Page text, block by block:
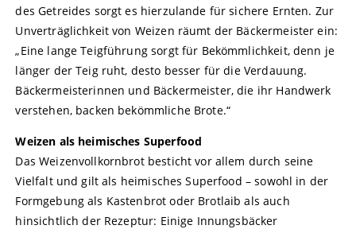
des Getreides sorgt es hierzulande für sichere Ernten. Zur
Unverträglichkeit von Weizen räumt der Bäckermeister ein:
„Eine lange Teigführung sorgt für Bekömmlichkeit, denn je
länger der Teig ruht, desto besser für die Verdauung.
Bäckermeisterinnen und Bäckermeister, die ihr Handwerk
verstehen, backen bekömmliche Brote.“
Weizen als heimisches Superfood
Das Weizenvollkornbrot besticht vor allem durch seine
Vielfalt und gilt als heimisches Superfood – sowohl in der
Formgebung als Kastenbrot oder Brotlaib als auch
hinsichtlich der Rezeptur: Einige Innungsbäcker